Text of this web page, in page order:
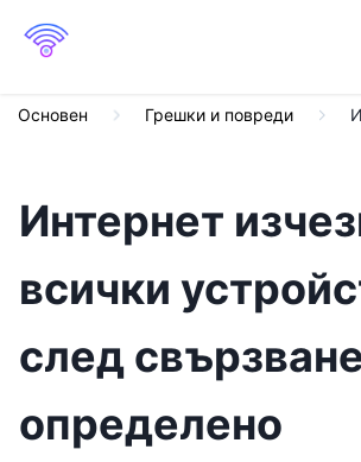
Основен Грешки и повреди
Интернет
всички
след
определено